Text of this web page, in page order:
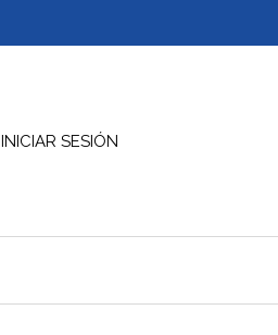
INICIAR SESIÓN